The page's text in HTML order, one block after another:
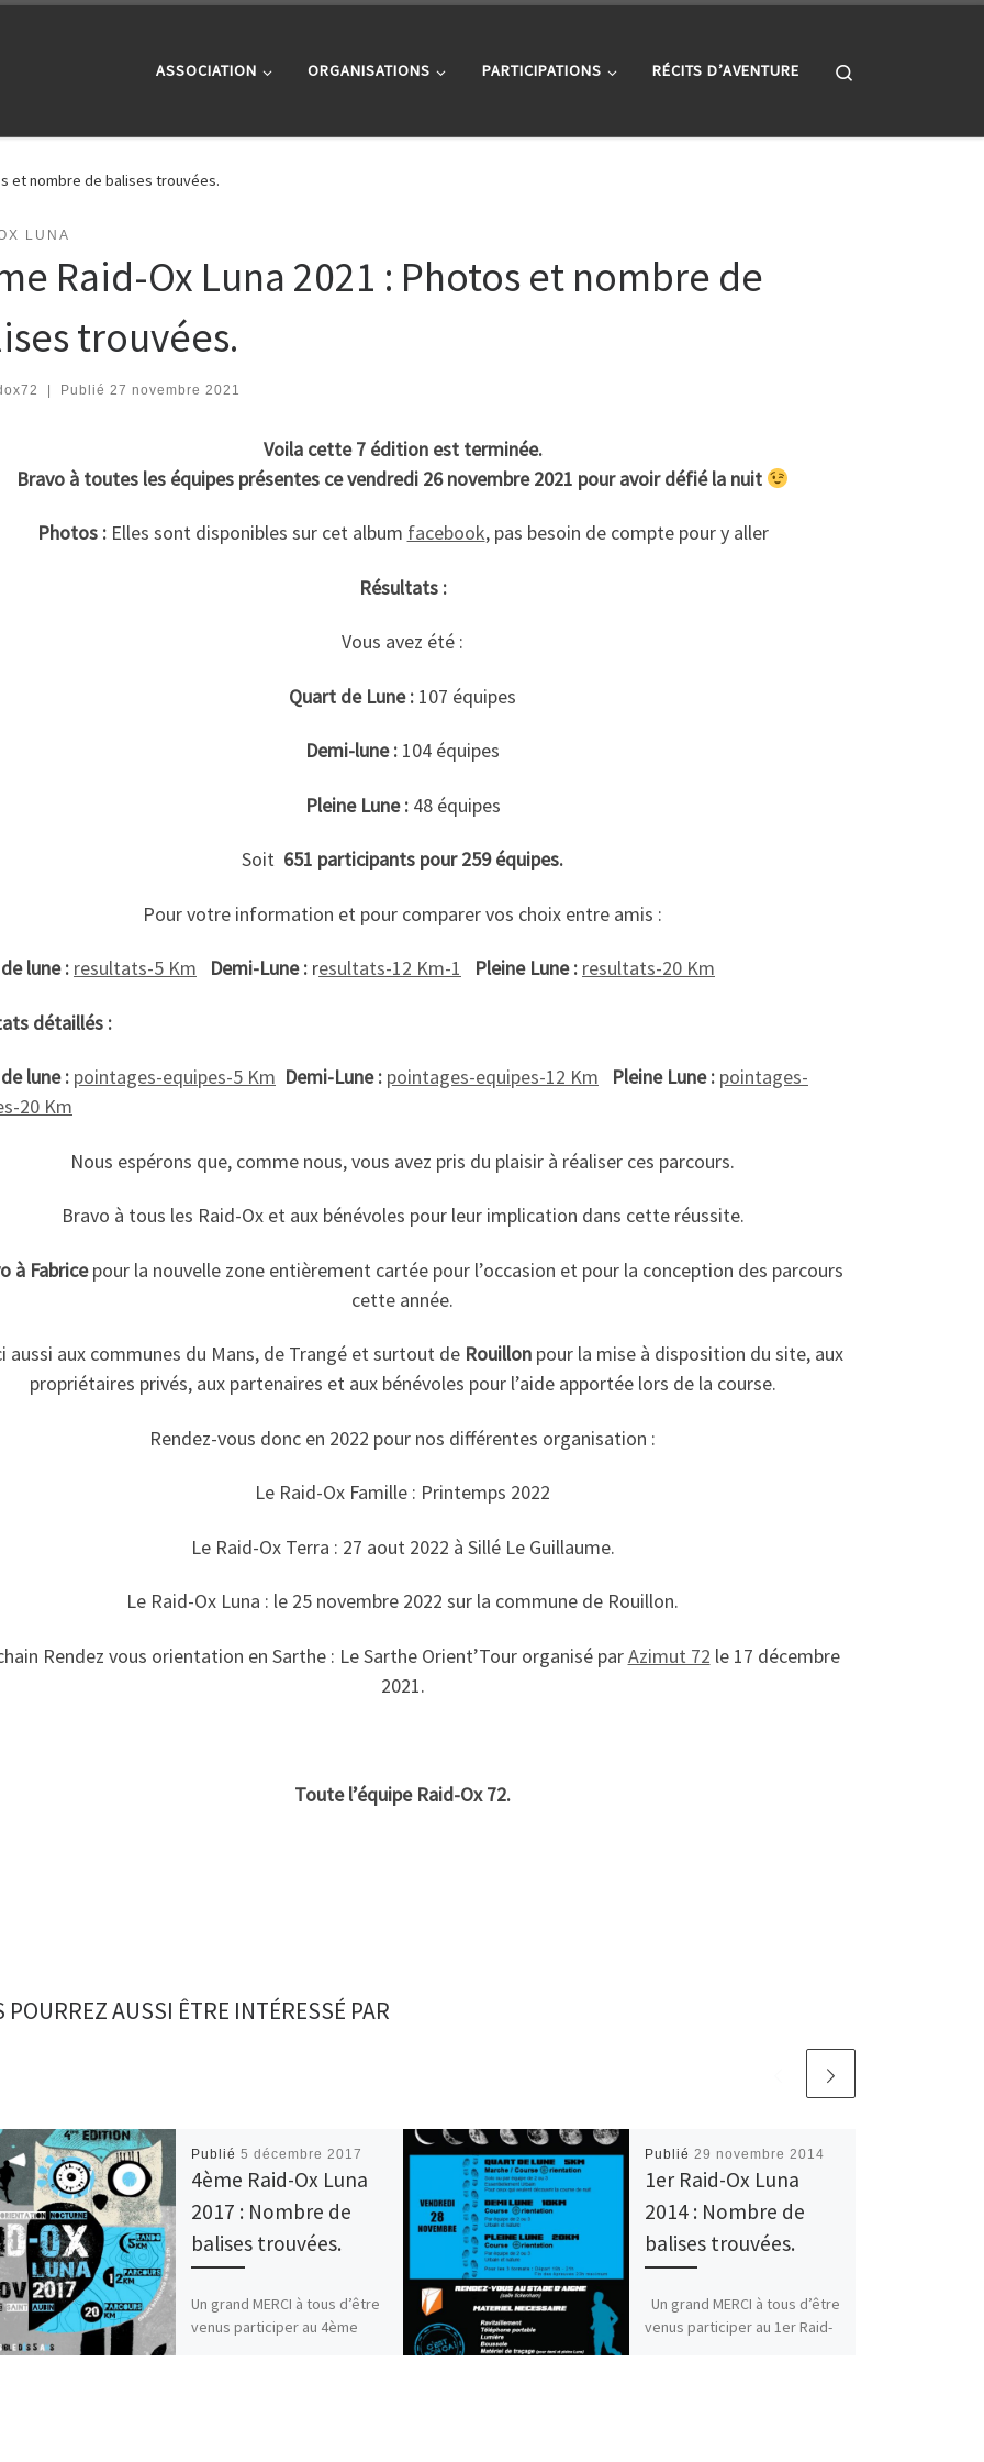
ASSOCIATION ORGANISATIONS PARTICIPATIONS RÉCITS D’AVENTURE
et nombre de balises trouvées.
LUNA
Raid-Ox Luna 2021 : Photos et nombre de
trouvées.
| Publié 27 novembre 2021
Voila cette 7 édition est terminée.
Bravo à toutes les équipes présentes ce vendredi 26 novembre 2021 pour avoir défié la nuit
Photos : Elles sont disponibles sur cet album facebook, pas besoin de compte pour y aller
Résultats :
Vous avez été :
Quart de Lune : 107 équipes
Demi-lune : 104 équipes
Pleine Lune :48 équipes
Soit 651 participants pour 259 équipes.
Pour votre information et pour comparer vos choix entre amis :
lune : resultats-5 Km Demi-Lune : resultats-12 Km-1 Pleine Lune : resultats-20 Km
détaillés :
lune : pointages-equipes-5 Km Demi-Lune : pointages-equipes-12 Km Pleine Lune : pointages-
20 Km
Nous espérons que, comme nous, vous avez pris du plaisir à réaliser ces parcours.
Bravo à tous les Raid-Ox et aux bénévoles pour leur implication dans cette réussite.
à Fabricepour la nouvelle zone entièrement cartée pour l’occasion et pour la conception des parcours
cette année.
aussi aux communes du Mans, de Trangé et surtout de Rouillon pour la mise à disposition du site, aux
propriétaires privés, aux partenaires et aux bénévoles pour l’aide apportée lors de la course.
Rendez-vous donc en 2022 pour nos différentes organisation :
Le Raid-Ox Famille : Printemps 2022
Le Raid-Ox Terra : 27 aout 2022 à Sillé Le Guillaume.
Le Raid-Ox Luna : le 25 novembre 2022 sur la commune de Rouillon.
Rendez vous orientation en Sarthe : Le Sarthe Orient’Tour organisé parAzimut 72 le 17 décembre
2021.
Toute l’équipe Raid-Ox 72.
POURREZ AUSSI ÊTRE INTÉRESSÉ PAR
Publié5 décembre 2017
4ème Raid-Ox Luna
2017 : Nombre de
balises trouvées.
Un grand MERCI à tous d’être
venus participer au 4ème
Publié 29 novembre 2014
1er Raid-Ox Luna
2014 : Nombre de
balises trouvées.
Un grand MERCI à tous d’être
venus participer au 1er Raid-